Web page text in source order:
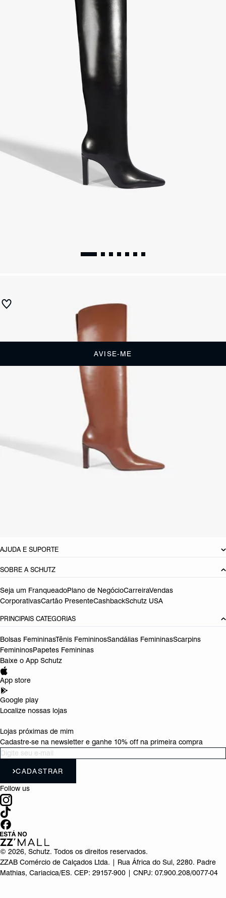
de cashback
AVISE-ME
A Bota Marella em Couro Preta é o sinônimo máximo de elegância e
poder. Com uma silhueta over the knee que abraça a perna de forma
esculpida, ela é a escolha definitiva para quem deseja transformar
produções simples em visuais de alto impacto, unindo o minimalismo
do couro liso a um design que alonga a silhueta instantaneamente.
AJUDA E SUPORTE
SOBRE A SCHUTZ
Seja um FranqueadoPlano de NegócioCarreiraVendas
CorporativasCartão PresenteCashbackSchutz USA
PRINCIPAIS CATEGORIAS
Bolsas FemininasTênis FemininosSandálias FemininasScarpins
FemininosPapetes Femininas
Baixe o App Schutz
App store
Google play
Localize nossas lojas
Lojas próximas de mim
Cadastre-se na newsletter e ganhe 10% off na primeira compra
CADASTRAR
Follow us
© 2026, Schutz. Todos os direitos reservados.
ZZAB Comércio de Calçados Ltda. | Rua África do Sul, 2280. Padre
Mathias, Cariacica/ES. CEP: 29157-900 | CNPJ: 07.900.208/0077-04